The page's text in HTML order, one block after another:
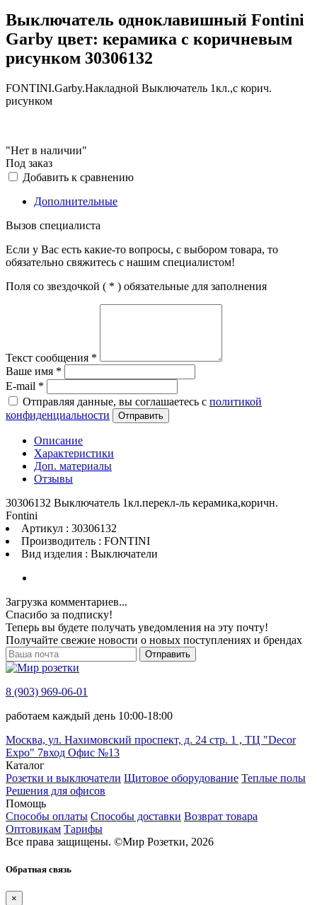
Выключатель одноклавишный Fontini
Garby цвет: керамика с коричневым
рисунком 30306132
FONTINI.Garby.Накладной Выключатель 1кл.,с корич.
рисунком
"Нет в наличии"
Под заказ
Добавить к сравнению
Дополнительные
Вызов специалиста
Если у Вас есть какие-то вопросы, с выбором товара, то
обязательно свяжитесь с нашим специалистом!
Поля со звездочкой ( * ) обязательные для заполнения
Текст сообщения *
Ваше имя *
E-mail *
Отправляя данные, вы соглашаетесь с политикой
конфиденциальности
Отправить
Описание
Характеристики
Доп. материалы
Отзывы
30306132 Выключатель 1кл.перекл-ль керамика,коричн.
Fontini
Артикул : 30306132
Производитель : FONTINI
Вид изделия : Выключатели
Загрузка комментариев...
Спасибо за подписку!
Теперь вы будете получать уведомления на эту почту!
Получайте свежие новости о новых поступлениях и брендах
Отправить
8 (903) 969-06-01
работаем каждый день 10:00-18:00
Москва, ул. Нахимовский проспект, д. 24 стр. 1 , ТЦ "Decor
Expo" 7вход Офис №13
Каталог
Розетки и выключатели Щитовое оборудование Теплые полы
Решения для офисов
Помощь
Способы оплаты Способы доставки Возврат товара
Оптовикам Тарифы
Все права защищены. ©Мир Розетки, 2026
Обратная связь
×